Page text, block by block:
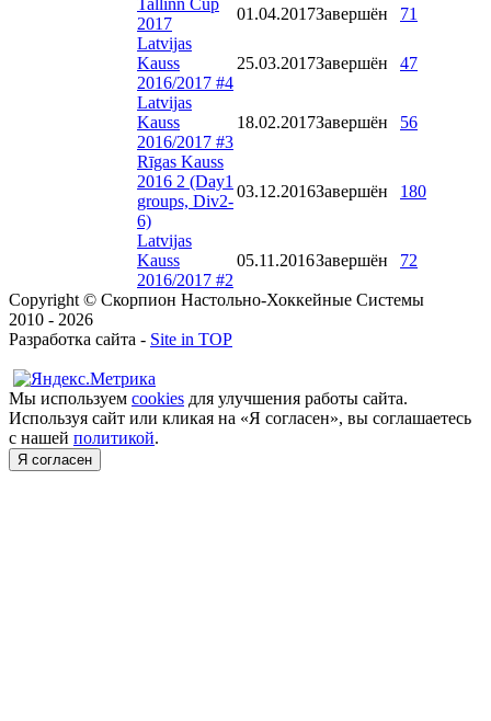
2017
01.04.2017Завершён
71
Latvijas
Kauss
2016/2017 #4
25.03.2017Завершён 47
Latvijas
Kauss
2016/2017 #3
18.02.2017Завершён 56
Rīgas Kauss
2016 2 (Day1
groups, Div2-
6)
03.12.2016Завершён 180
Latvijas
Kauss
2016/2017 #2
05.11.2016Завершён 72
Copyright © Скорпион Настольно-Хоккейные Системы
2010 - 2026
Разработка сайта - Site in TOP
Мы используем cookies для улучшения работы сайта.
Используя сайт или кликая на «Я согласен», вы соглашаетесь
с нашей политикой.
Я согласен